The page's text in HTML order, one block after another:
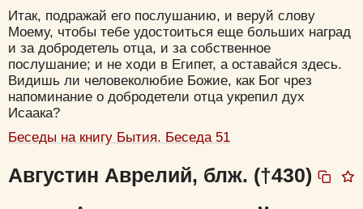
Итак, подражай его послушанию, и веруй слову
Моему, чтобы тебе удостоиться еще больших наград
и за добродетель отца, и за собственное
послушание; и не ходи в Египет, а оставайся здесь.
Видишь ли человеколюбие Божие, как Бог чрез
напоминание о добродетели отца укрепил дух
Исаака?
Беседы на книгу Бытия. Беседа 51
Августин Аврелий, блж. (†430)